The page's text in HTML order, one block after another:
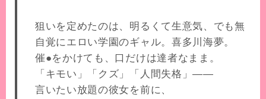
狙いを定めたのは、明るくて生意気、でも無
自覚にエロい学園のギャル。喜多川海夢。
催●をかけても、口だけは達者なまま。
「キモい」「クズ」「人間失格」――
言いたい放題の彼女を前に、